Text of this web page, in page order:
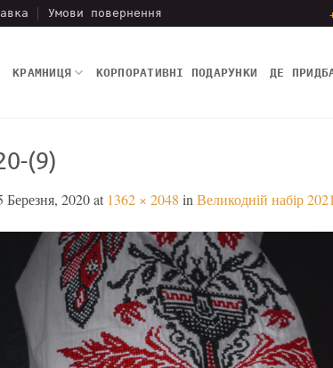
Умови повернення
КРАМНИЦЯ КОРПОРАТИВНІ ПОДАРУНКИ ДЕ
(9)
Березня, 2020at 1362 × 2048 in Великодній набір 2021